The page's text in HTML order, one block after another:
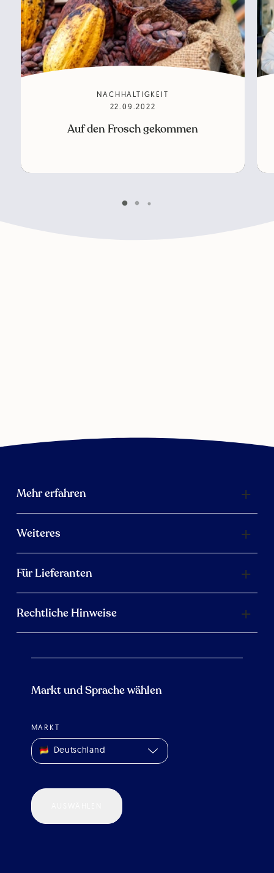
NACHHALTIGKEIT
22.09.2022
Auf den Frosch gekommen
Mehr erfahren
Weiteres
Für Lieferanten
Rechtliche Hinweise
Markt und Sprache wählen
MARKT
Deutschland